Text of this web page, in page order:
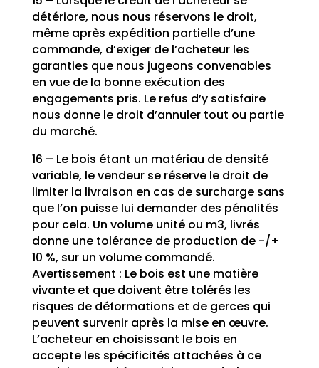
détériore, nous nous réservons le droit,
même après expédition partielle d’une
commande, d’exiger de l’acheteur les
garanties que nous jugeons convenables
en vue de la bonne exécution des
engagements pris. Le refus d’y satisfaire
nous donne le droit d’annuler tout ou partie
du marché.
16 – Le bois étant un matériau de densité
variable, le vendeur se réserve le droit de
limiter la livraison en cas de surcharge sans
que l’on puisse lui demander des pénalités
pour cela. Un volume unité ou m3, livrés
donne une tolérance de production de -/+
10 %, sur un volume commandé.
Avertissement : Le bois est une matière
vivante et que doivent être tolérés les
risques de déformations et de gerces qui
peuvent survenir après la mise en œuvre.
L’acheteur en choisissant le bois en
accepte les spécificités attachées à ce